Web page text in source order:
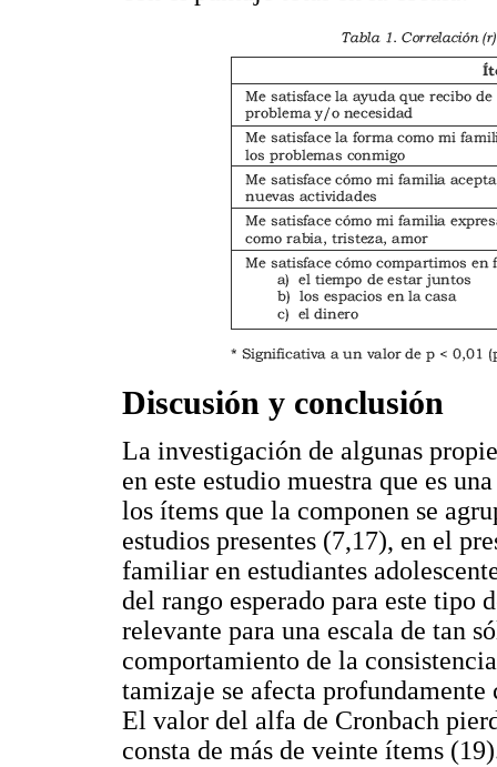
Discusión y conclusión
La investigación de algunas
en este estudio muestra que es
los ítems que la componen se
estudios presentes (7,17), en el
familiar en estudiantes
del rango esperado para este tipo
relevante para una escala de tan
comportamiento de la
tamizaje se afecta
El valor del alfa de Cronbach
consta de más de veinte ítems